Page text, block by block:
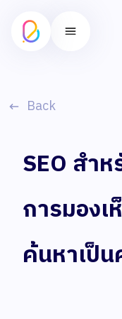
Back
SEO สำ
การมองเ
ค้นหาเป็น